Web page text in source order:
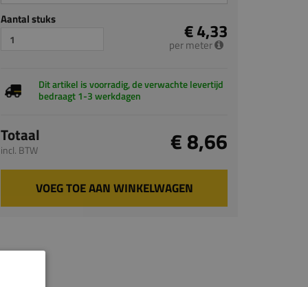
Aantal stuks € 4,33
per meter
Dit artikel is voorradig, de verwachte levertijd
bedraagt 1-3 werkdagen
Totaal
incl. BTW € 8,66
VOEG TOE AAN WINKELWAGEN